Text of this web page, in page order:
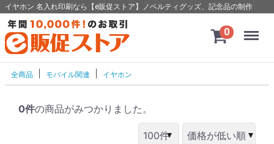
イヤホン 名入れ印刷なら【e販促ストア】ノベルティグッズ、記念品の制作
0
全商品 モバイル関連 イヤホン
0件の商品がみつかりました。